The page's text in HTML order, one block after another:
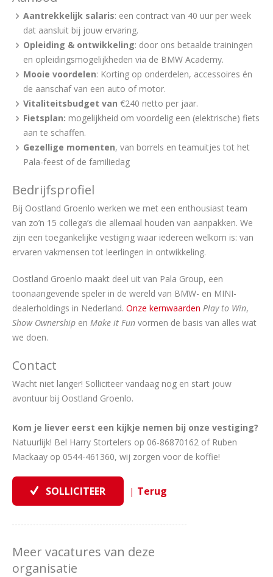
Aantrekkelijk salaris: een contract van 40 uur per week
dat aansluit bij jouw ervaring.
Opleiding & ontwikkeling: door ons betaalde trainingen
en opleidingsmogelijkheden via de BMW Academy.
Mooie voordelen: Korting op onderdelen, accessoires én
de aanschaf van een auto of motor.
Vitaliteitsbudget van €240 netto per jaar.
Fietsplan: mogelijkheid om voordelig een (elektrische) fiets
aan te schaffen.
Gezellige momenten, van borrels en teamuitjes tot het
Pala-feest of de familiedag
Bedrijfsprofiel
Bij Oostland Groenlo werken we met een enthousiast team
van zo’n 15 collega’s die allemaal houden van aanpakken. We
zijn een toegankelijke vestiging waar iedereen welkom is: van
ervaren vakmensen tot leerlingen in ontwikkeling.
Oostland Groenlo maakt deel uit van Pala Group, een
toonaangevende speler in de wereld van BMW- en MINI-
dealerholdings in Nederland. Onze kernwaarden Play to Win,
Show Ownership en Make it Fun vormen de basis van alles wat
we doen.
Contact
Wacht niet langer! Solliciteer vandaag nog en start jouw
avontuur bij Oostland Groenlo.
Kom je liever eerst een kijkje nemen bij onze vestiging?
Natuurlijk! Bel Harry Stortelers op 06-86870162 of Ruben
Mackaay op 0544-461360, wij zorgen voor de koffie!
|
Meer vacatures van deze
organisatie